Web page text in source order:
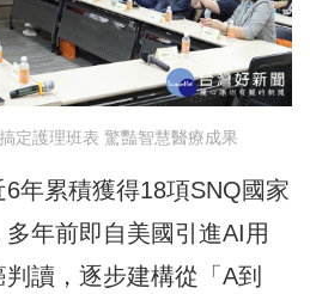
定護理班表 驚豔智慧醫療成果
年累積獲得18項SNQ國家
年前即自美國引進AI用
讀，逐步建構從「A到